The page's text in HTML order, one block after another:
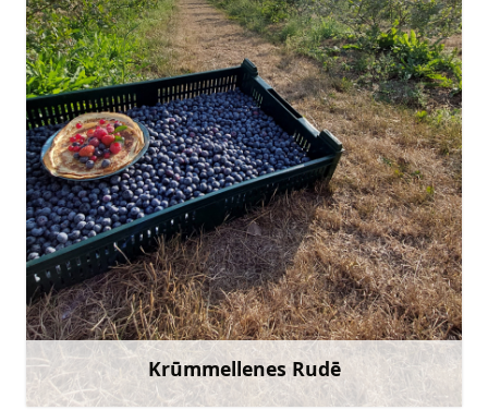
Krūmmellenes Rudē
beatrise.k@gmail.com
+371 27651751
Doties
Uzzināt vairāk